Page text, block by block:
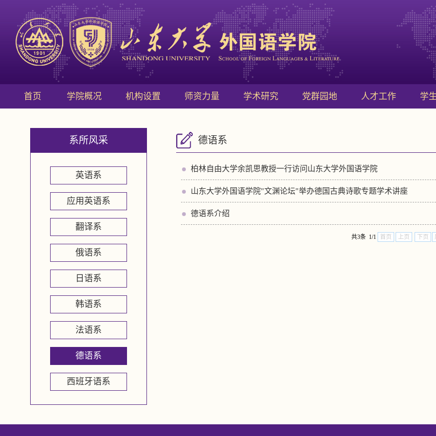
首页 学院概况 机构设置 师资力量 学术研究 党群园地 人才工作 学
系所风采
英语系
应用英语系
翻译系
俄语系
日语系
韩语系
法语系
德语系
西班牙语系
德语系
柏林自由大学余凯思教授一行访问山东大学外国语学院
山东大学外国语学院"文渊论坛"举办德国古典诗歌专题学术讲座
德语系介绍
共3条 1/1 首页 上页 下页